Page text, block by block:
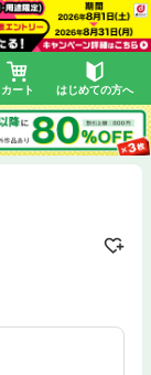
カート はじめての方へ